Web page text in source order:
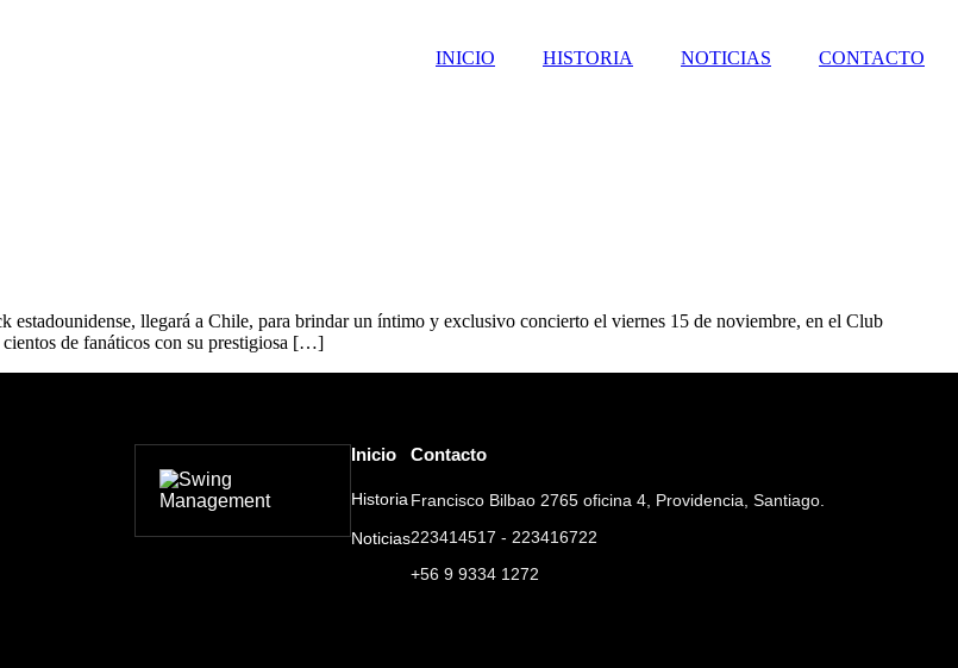
INICIO HISTORIA NOTICIAS CONTACTO
estadounidense, llegará a Chile, para brindar un íntimo y exclusivo concierto el viernes 15 de noviembre, en el Club
de fanáticos con su prestigiosa […]
Inicio
Historia
Noticias
Contacto
Francisco Bilbao 2765 oficina 4, Providencia, Santiago.
223414517 - 223416722
+56 9 9334 1272